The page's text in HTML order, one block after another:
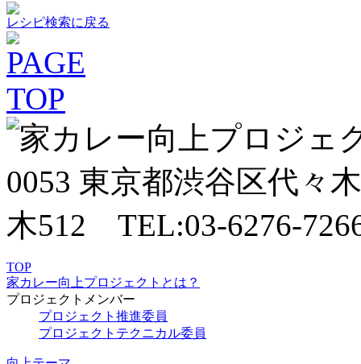
レシピ検索に戻る
TOP
家カレー向上プロジェクトとは？
プロジェクトメンバー
プロジェクト推進委員
プロジェクトテクニカル委員